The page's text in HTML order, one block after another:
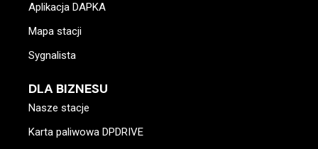
Aplikacja DAPKA
Mapa stacji
Sygnalista
DLA BIZNESU
Nasze stacje
Karta paliwowa DPDRIVE